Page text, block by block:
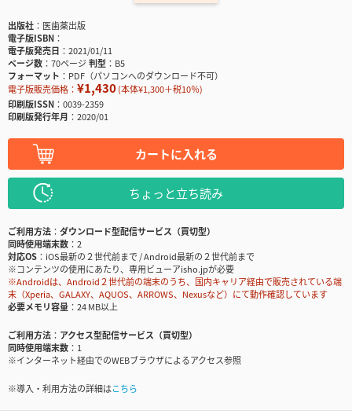
出版社
医歯薬出版
電子版ISBN
電子版発売日
2021/01/11
ページ数
70ページ判型
B5
フォーマット
PDF（パソコンへのダウンロード不可）
電子版販売価格： ¥1,430(本体¥1,300＋税10％)
印刷版ISSN
0039-2359
印刷版発行年月
2020/01
カートに入れる
ちょっと立ち読み
ご利用方法
ダウンロード型配信サービス（買切型）
同時使用端末数
2
対応OS
iOS最新の２世代前まで / Android最新の２世代前まで
※コンテンツの使用にあたり、専用ビューアisho.jpが必要
※Androidは、Android２世代前の端末のうち、国内キャリア経由で販売されている端
末（Xperia、GALAXY、AQUOS、ARROWS、Nexusなど）にて動作確認しています
必要メモリ容量
24 MB以上
ご利用方法
アクセス型配信サービス（買切型）
同時使用端末数
1
※インターネット経由でのWEBブラウザによるアクセス参照
※導入・利用方法の詳細はこちら